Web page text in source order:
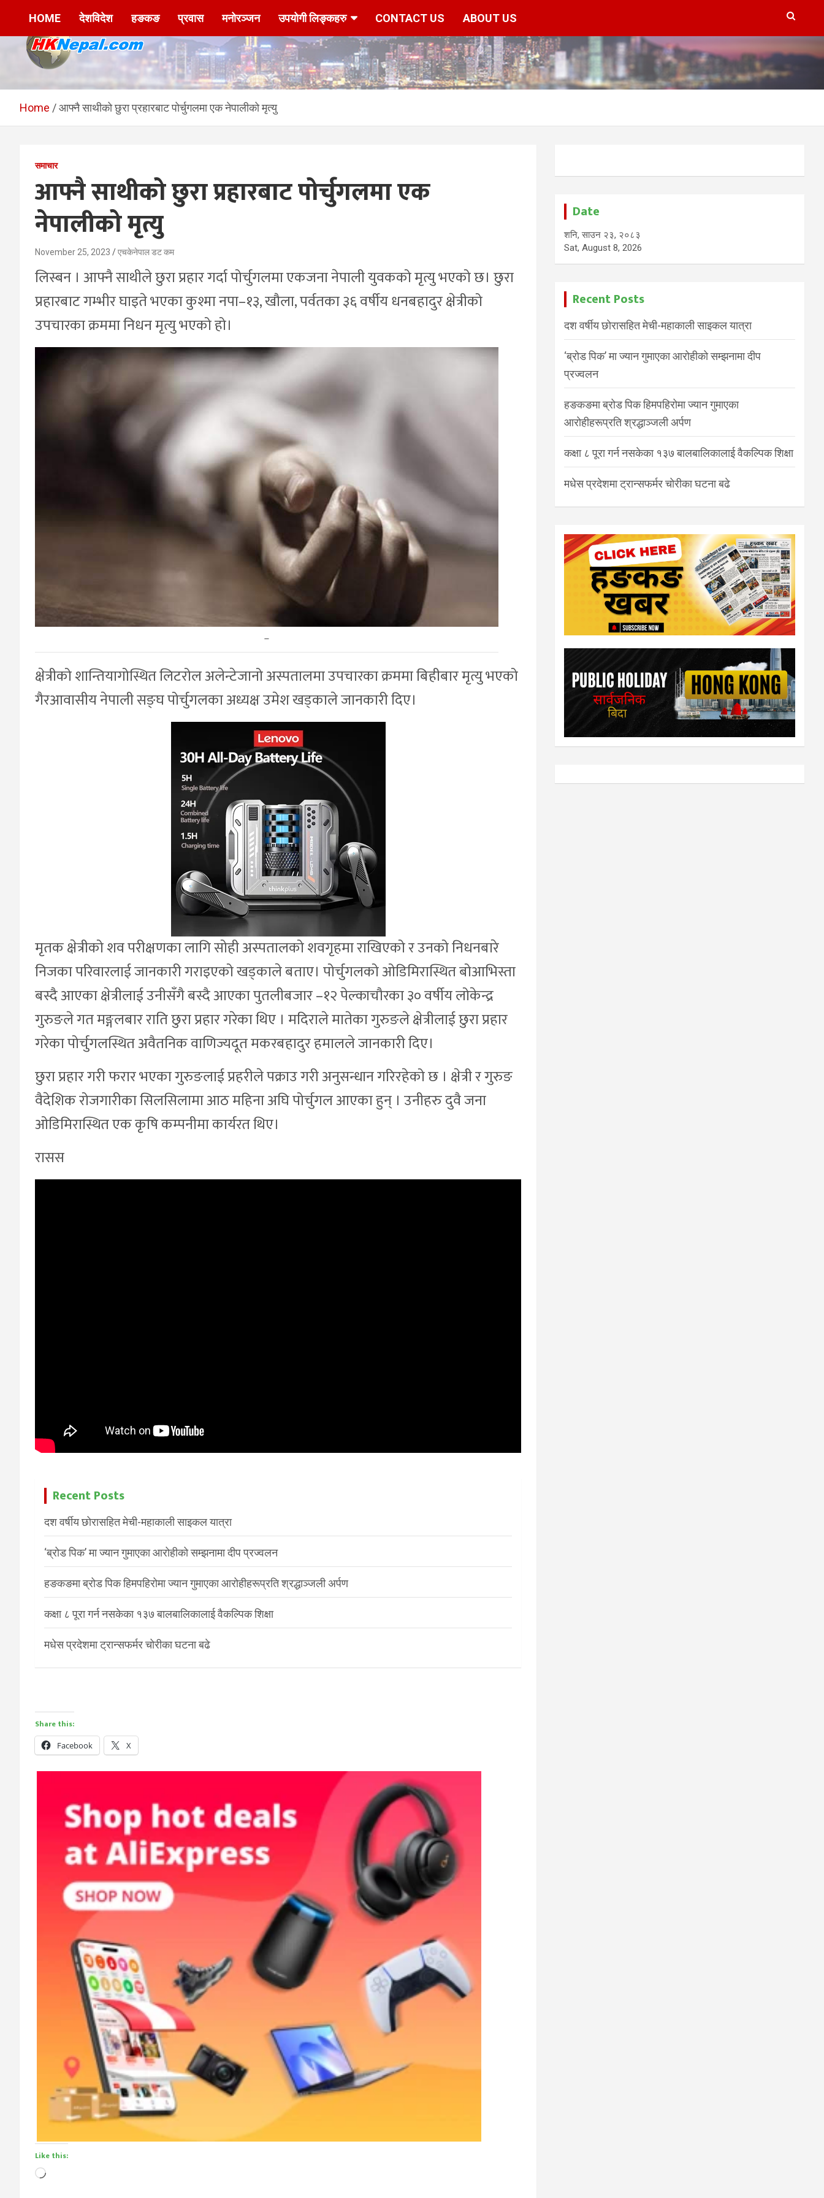
HKNepal.com –
हङकङबाट सञ्चालित पहिलो
hknepal, hknepal.com, hk nepal, hk nepal com
HOME देशविदेश हङकङ प्रवास मनोरञ्जन उपयोगी लिङ्कहरु CONTACT US ABOUT US
Home आफ्नै साथीको छुरा प्रहारबाट पोर्चुगलमा एक नेपालीको मृत्यु
समाचार
आफ्नै साथीको छुरा प्रहारबाट पोर्चुगलमा एक
नेपालीको मृत्यु
November 25, 2023 एचकेनेपाल डट कम
लिस्बन । आफ्नै साथीले छुरा प्रहार गर्दा पोर्चुगलमा एकजना नेपाली युवकको मृत्यु भएको छ। छुरा
प्रहारबाट गम्भीर घाइते भएका कुश्मा नपा–१३, खौला, पर्वतका ३६ वर्षीय धनबहादुर क्षेत्रीको
उपचारका क्रममा निधन मृत्यु भएको हो।
–
क्षेत्रीको शान्तियागोस्थित लिटरोल अलेन्टेजानो अस्पतालमा उपचारका क्रममा बिहीबार मृत्यु भएको
गैरआवासीय नेपाली सङ्घ पोर्चुगलका अध्यक्ष उमेश खड्काले जानकारी दिए।
मृतक क्षेत्रीको शव परीक्षणका लागि सोही अस्पतालको शवगृहमा राखिएको र उनको निधनबारे
निजका परिवारलाई जानकारी गराइएको खड्काले बताए। पोर्चुगलको ओडिमिरास्थित बोआभिस्ता
बस्दै आएका क्षेत्रीलाई उनीसँगै बस्दै आएका पुतलीबजार –१२ पेल्काचौरका ३० वर्षीय लोकेन्द्र
गुरुङले गत मङ्गलबार राति छुरा प्रहार गरेका थिए । मदिराले मातेका गुरुङले क्षेत्रीलाई छुरा प्रहार
गरेका पोर्चुगलस्थित अवैतनिक वाणिज्यदूत मकरबहादुर हमालले जानकारी दिए।
छुरा प्रहार गरी फरार भएका गुरुङलाई प्रहरीले पक्राउ गरी अनुसन्धान गरिरहेको छ । क्षेत्री र गुरुङ
वैदेशिक रोजगारीका सिलसिलामा आठ महिना अघि पोर्चुगल आएका हुन् । उनीहरु दुवै जना
ओडिमिरास्थित एक कृषि कम्पनीमा कार्यरत थिए।
रासस
Recent Posts
दश वर्षीय छोरासहित मेची-महाकाली साइकल यात्रा
‘ब्रोड पिक’ मा ज्यान गुमाएका आरोहीको सम्झनामा दीप प्रज्वलन
हङकङमा ब्रोड पिक हिमपहिरोमा ज्यान गुमाएका आरोहीहरूप्रति श्रद्धाञ्जली अर्पण
कक्षा ८ पूरा गर्न नसकेका १३७ बालबालिकालाई वैकल्पिक शिक्षा
मधेस प्रदेशमा ट्रान्सफर्मर चोरीका घटना बढे
Share this:
Facebook X
Like this:
Loading…
Date
शनि, साउन २३, २०८३
Sat, August 8, 2026
Recent Posts
दश वर्षीय छोरासहित मेची-महाकाली साइकल यात्रा
‘ब्रोड पिक’ मा ज्यान गुमाएका आरोहीको सम्झनामा दीप
प्रज्वलन
हङकङमा ब्रोड पिक हिमपहिरोमा ज्यान गुमाएका
आरोहीहरूप्रति श्रद्धाञ्जली अर्पण
कक्षा ८ पूरा गर्न नसकेका १३७ बालबालिकालाई वैकल्पिक शिक्षा
मधेस प्रदेशमा ट्रान्सफर्मर चोरीका घटना बढे